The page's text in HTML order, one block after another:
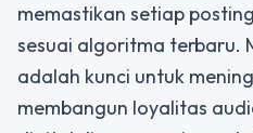
memastikan setiap
sesuai algoritma terbaru.
adalah kunci untuk
membangun loyalitas